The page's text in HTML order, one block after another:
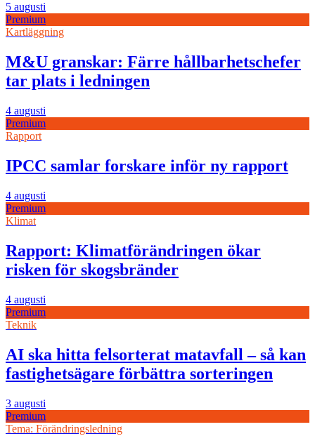
5 augusti
Premium
Kartläggning
M&U granskar: Färre hållbarhetschefer
tar plats i ledningen
4 augusti
Premium
Rapport
IPCC samlar forskare inför ny rapport
4 augusti
Premium
Klimat
Rapport: Klimatförändringen ökar
risken för skogsbränder
4 augusti
Premium
Teknik
AI ska hitta felsorterat matavfall – så kan
fastighetsägare förbättra sorteringen
3 augusti
Premium
Tema: Förändringsledning